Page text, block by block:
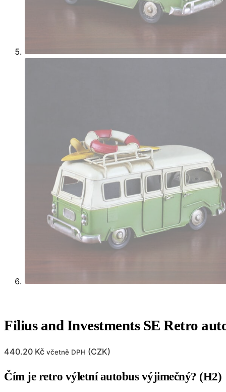
Filius and Investments SE Retro
440.20 Kč včetně DPH (CZK)
Čím je retro výletní autobus výjimečný? (H2)